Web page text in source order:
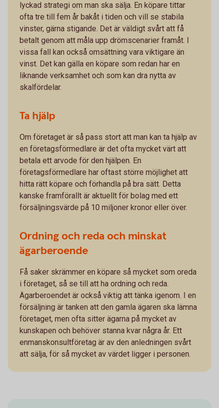
lyckad strategi om man ska sälja. En köpare tittar
ofta tre till fem år bakåt i tiden och vill se stabila
vinster, gärna stigande. Det är väldigt svårt att få
betalt genom att måla upp drömscenarier framåt. I
vissa fall kan också omsättning vara viktigare än
vinst. Det kan gälla en köpare som redan har en
liknande verksamhet och som kan dra nytta av
skalfördelar.
Ta hjälp
Om företaget är så pass stort att man kan ta hjälp av
en företagsförmedlare är det ofta mycket värt att
betala ett arvode för den hjälpen. En
företagsförmedlare har oftast större möjlighet att
hitta rätt köpare och förhandla på bra sätt. Detta
kanske framförallt är aktuellt för bolag med ett
försäljningsvärde på 10 miljoner kronor eller över.
Ordning och reda och minskat
ägarberoende
Få saker skrämmer en köpare så mycket som oreda
i företaget, så se till att ha ordning och reda.
Ägarberoendet är också viktig att tänka igenom. I en
försäljning är tanken att den gamla ägaren ska lämna
företaget, men ofta sitter ägarna på mycket av
kunskapen och behöver stanna kvar några år. Ett
enmanskonsultföretag är av den anledningen svårt
att sälja, för så mycket av värdet ligger i personen.